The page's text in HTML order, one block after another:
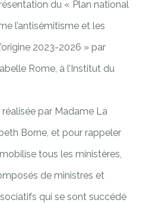
du « Plan national
l’antisémitisme et les
2023-2026 » par
Rome, à l’Institut du
par Madame La
Borne, et pour rappeler
tous les ministères,
de ministres et
qui se sont succédé